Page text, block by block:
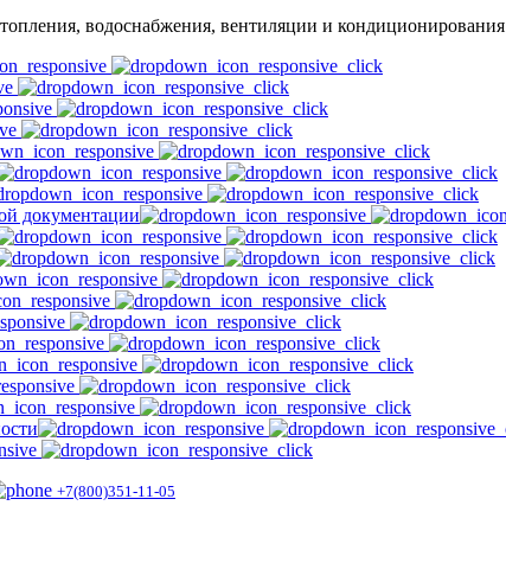
водоснабжения, вентиляции и кондиционирования
документации
+7(800)351-11-05